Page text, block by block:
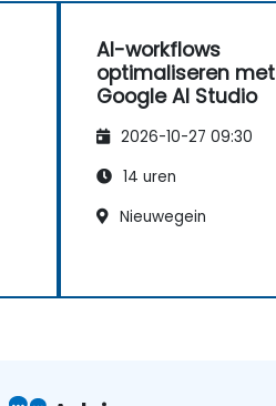
AI-workflows
optimaliseren met
Google AI Studio
2026-10-27 09:30
14 uren
Nieuwegein